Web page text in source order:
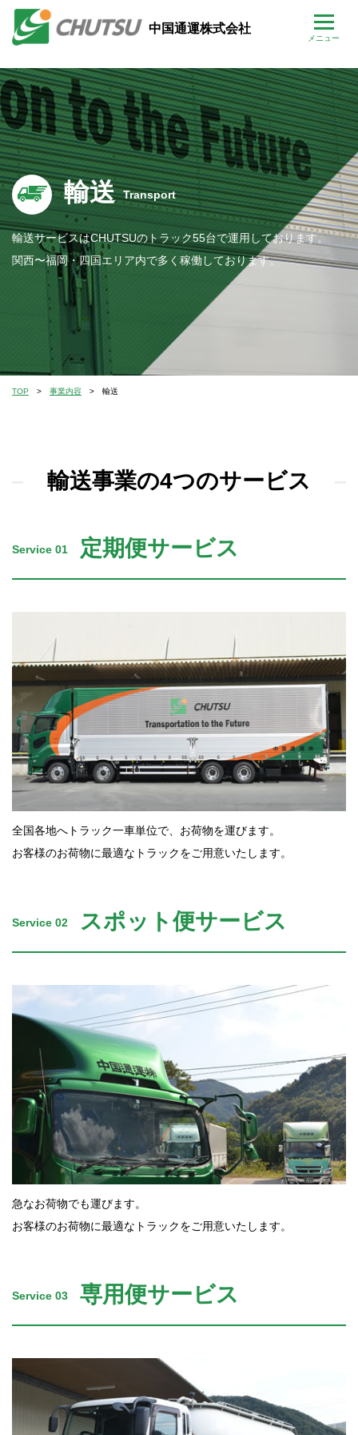
中国通運株式会社
輸送 Transport
輸送サービスはCHUTSUのトラック55台で運用しております。
関西〜福岡・四国エリア内で多く稼働しております。
TOP 事業内容 輸送
輸送事業の4つのサービス
Service 01 定期便サービス
全国各地へトラック一車単位で、お荷物を運びます。
お客様のお荷物に最適なトラックをご用意いたします。
Service 02 スポット便サービス
急なお荷物でも運びます。
お客様のお荷物に最適なトラックをご用意いたします。
Service 03 専用便サービス